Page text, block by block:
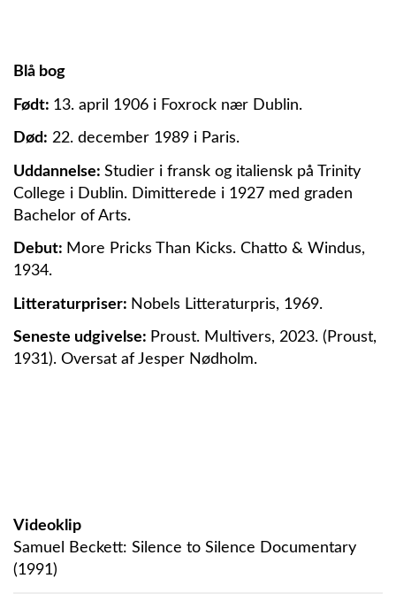
Blå bog
Født: 13. april 1906 i Foxrock nær Dublin.
Død: 22. december 1989 i Paris.
Uddannelse: Studier i fransk og italiensk på Trinity
College i Dublin. Dimitterede i 1927 med graden
Bachelor of Arts.
Debut: More Pricks Than Kicks. Chatto & Windus,
1934.
Litteraturpriser: Nobels Litteraturpris, 1969.
Seneste udgivelse: Proust. Multivers, 2023. (Proust,
1931). Oversat af Jesper Nødholm.
Videoklip
Samuel Beckett: Silence to Silence Documentary
(1991)